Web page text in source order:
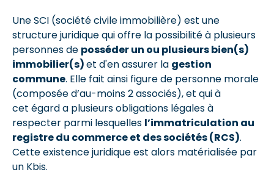
Une SCI (société civile immobilière) est une
structure juridique qui offre la possibilité à plusieurs
personnes de posséder un ou plusieurs bien(s)
immobilier(s)et d'en assurer la gestion
commune. Elle fait ainsi figure de personne morale
(composée d’au-moins 2 associés), et qui à
cet égard a plusieurs obligations légales à
respecter parmi lesquelles l’immatriculation au
registre du commerce et des sociétés (RCS).
Cette existence juridique est alors matérialisée par
un Kbis.